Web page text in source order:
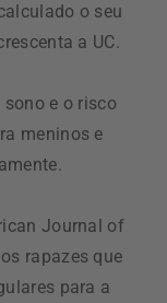
o seu
a UC.
e o risco
meninos e
Journal of
rapazes que
para a